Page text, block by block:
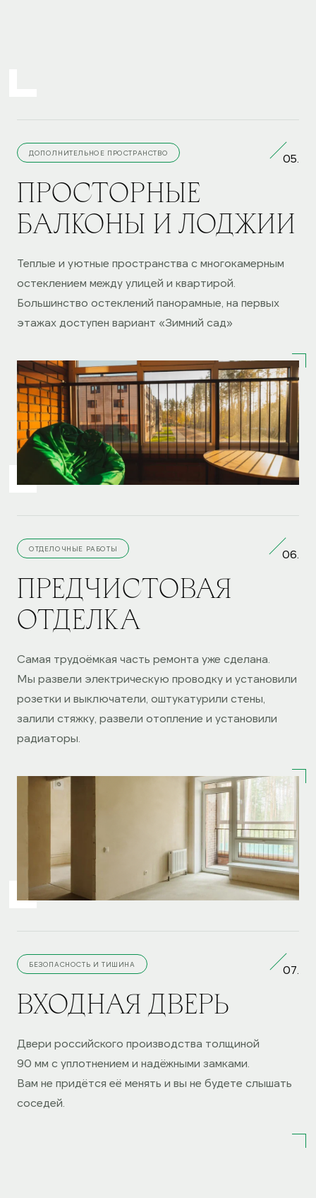
05.
ДОПОЛНИТЕЛЬНОЕ ПРОСТРАНСТВО
ПРОСТОРНЫЕ
БАЛКОНЫ И ЛОДЖИИ
Теплые и уютные пространства с многокамерным
остеклением между улицей и квартирой.
Большинство остеклений панорамные, на первых
этажах доступен вариант «Зимний сад»
06.
ОТДЕЛОЧНЫЕ РАБОТЫ
ПРЕДЧИСТОВАЯ
ОТДЕЛКА
Самая трудоёмкая часть ремонта уже сделана.
Мы развели электрическую проводку и установили
розетки и выключатели, оштукатурили стены,
залили стяжку, развели отопление и установили
радиаторы.
07.
БЕЗОПАСНОСТЬ И ТИШИНА
ВХОДНАЯ ДВЕРЬ
Двери российского производства толщиной
90 мм с уплотнением и надёжными замками.
Вам не придётся её менять и вы не будете слышать
соседей.